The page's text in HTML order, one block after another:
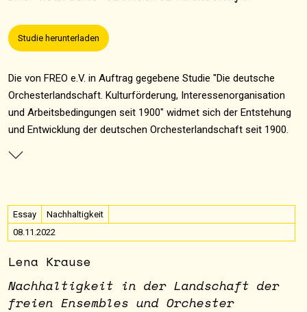
Studie herunterladen
Die von FREO e.V. in Auftrag gegebene Studie "Die deutsche
Orchesterlandschaft. Kulturförderung, Interessenorganisation
und Arbeitsbedingungen seit 1900" widmet sich der Entstehung
und Entwicklung der deutschen Orchesterlandschaft seit 1900.
Essay
Nachhaltigkeit
08.11.2022
Lena Krause
Nachhaltigkeit in der Landschaft der
freien Ensembles und Orchester